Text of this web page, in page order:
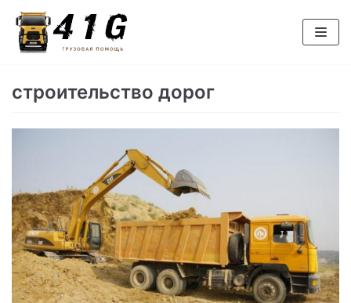
Перейти
к
строительство дорог